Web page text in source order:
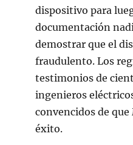
dispositivo para
documentación
demostrar que el
fraudulento. Los
testimonios de
ingenieros
convencidos de
éxito.